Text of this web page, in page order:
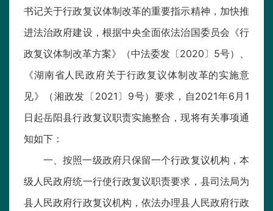
书记关于行政复议体制改革的重要指示精神，加快推
进法治政府建设，根据中央全面依法治国委员会《行
政复议体制改革方案》（中法委发〔2020〕5号）、
《湖南省人民政府关于行政复议体制改革的实施意
见》（湘政发〔2021〕9号）要求，自2021年6月1
日起岳阳县行政复议职责实施整合，现将有关事项通
知如下：
一、按照一级政府只保留一个行政复议机构，本
级人民政府统一行使行政复议职责要求，县司法局为
县人民政府行政复议机构，依法办理县人民政府行政